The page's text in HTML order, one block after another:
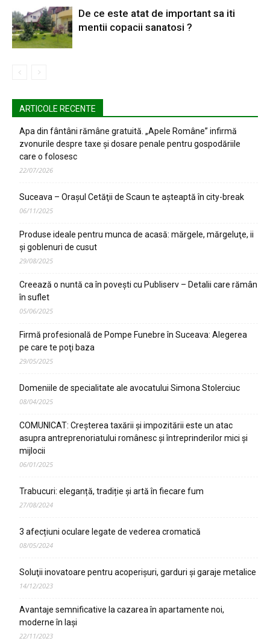
De ce este atat de important sa iti
mentii copacii sanatosi ?
ARTICOLE RECENTE
Apa din fântâni rămâne gratuită. „Apele Române” infirmă
zvonurile despre taxe și dosare penale pentru gospodăriile
care o folosesc
22/07/2026
Suceava – Oraşul Cetăţii de Scaun te aşteaptă în city-break
06/11/2025
Produse ideale pentru munca de acasă: mărgele, mărgeluţe, ii
şi goblenuri de cusut
29/08/2025
Creează o nuntă ca în poveşti cu Publiserv – Detalii care rămân
în suflet
05/06/2025
Firmă profesională de Pompe Funebre în Suceava: Alegerea
pe care te poţi baza
29/05/2025
Domeniile de specialitate ale avocatului Simona Stolerciuc
08/04/2025
COMUNICAT: Creșterea taxării și impozitării este un atac
asupra antreprenoriatului românesc și întreprinderilor mici și
mijlocii
06/01/2025
Trabucuri: eleganță, tradiție și artă în fiecare fum
27/08/2024
3 afecțiuni oculare legate de vederea cromatică
08/05/2024
Soluţii inovatoare pentru acoperişuri, garduri şi garaje metalice
14/12/2023
Avantaje semnificative la cazarea în apartamente noi,
moderne în Iaşi
22/11/2023